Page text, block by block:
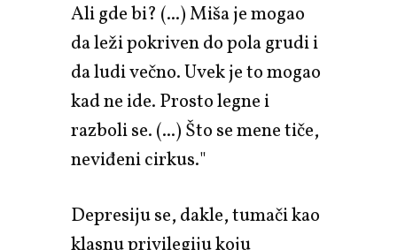
Ali gde bi? (...) Miša je mogao
da leži pokriven do pola grudi i
da ludi večno. Uvek je to mogao
kad ne ide. Prosto legne i
razboli se. (...) Što se mene tiče,
neviđeni cirkus."
Depresiju se, dakle, tumači kao
klasnu privilegiju koju